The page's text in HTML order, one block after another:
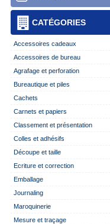
CATÉGORIES
Accessoires cadeaux
Accessoires de bureau
Agrafage et perforation
Bureautique et piles
Cachets
Carnets et papiers
Classement et présentation
Colles et adhésifs
Découpe et taille
Ecriture et correction
Emballage
Journaling
Maroquinerie
Mesure et traçage